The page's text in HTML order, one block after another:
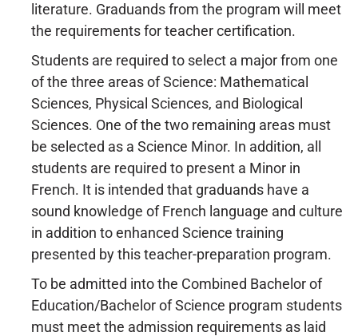
literature. Graduands from the program will meet
the requirements for teacher certification.
Students are required to select a major from one
of the three areas of Science: Mathematical
Sciences, Physical Sciences, and Biological
Sciences. One of the two remaining areas must
be selected as a Science Minor. In addition, all
students are required to present a Minor in
French. It is intended that graduands have a
sound knowledge of French language and culture
in addition to enhanced Science training
presented by this teacher-preparation program.
To be admitted into the Combined Bachelor of
Education/Bachelor of Science program students
must meet the admission requirements as laid